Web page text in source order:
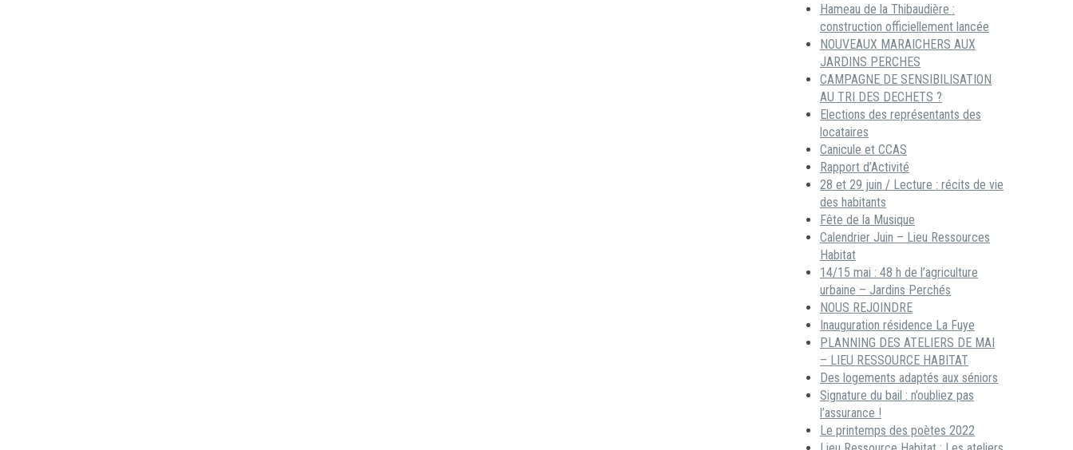
Hameau de la Thibaudière :
construction officiellement lancée
NOUVEAUX MARAICHERS AUX
JARDINS PERCHES
CAMPAGNE DE SENSIBILISATION
AU TRI DES DECHETS ?
Elections des représentants des
locataires
Canicule et CCAS
Rapport d’Activité
28 et 29 juin / Lecture : récits de vie
des habitants
Fête de la Musique
Calendrier Juin – Lieu Ressources
Habitat
14/15 mai : 48 h de l’agriculture
urbaine – Jardins Perchés
NOUS REJOINDRE
Inauguration résidence La Fuye
PLANNING DES ATELIERS DE MAI
– LIEU RESSOURCE HABITAT
Des logements adaptés aux séniors
Signature du bail : n’oubliez pas
l’assurance !
Le printemps des poètes 2022